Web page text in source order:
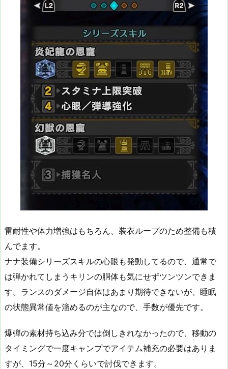
雷耐性や体力増強はもちろん、装衣ループのため整備も積
んでます。
ナナ装備シリーズスキルの心眼も発動してるので、通常で
は弾かれてしまうキリンの胴体も気にせずツンツンできま
す。ランスのダメージ自体はあまり期待できないが、睡眠
の状態異常値を溜めるのが主なので、手数が優先です。
爆弾の素材持ち込み分では倒しきれなかったので、移動の
タイミングで一度キャンプでアイテム補充の必要はありま
すが、15分～20分くらいで討伐できます。